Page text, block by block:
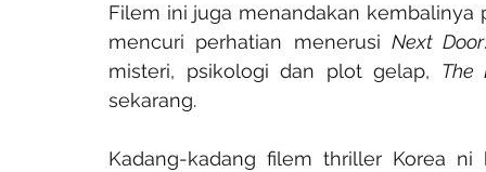
Filem ini juga menandakan kembalinya
mencuri perhatian menerusi Next Door
misteri, psikologi dan plot gelap, The
sekarang.
Kadang-kadang filem thriller Korea